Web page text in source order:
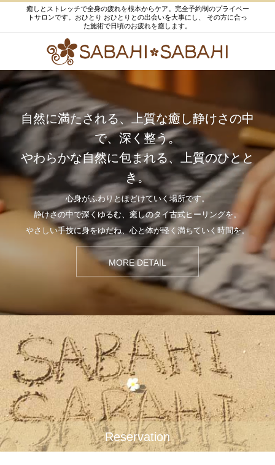
癒しとストレッチで全身の疲れを根本からケア。完全予約制のプライベー
トサロンです。おひとり おひとりとの出会いを大事にし、 その方に合っ
た施術で日頃のお疲れを癒します。
自然に満たされる、上質な癒し静けさの中
で、深く整う。
やわらかな自然に包まれる、上質のひとと
き。
心身がふわりとほどけていく場所です。
静けさの中で深くゆるむ、癒しのタイ古式ヒーリングを。
やさしい手技に身をゆだね、心と体が軽く満ちていく時間を。
MORE DETAIL
Reservation